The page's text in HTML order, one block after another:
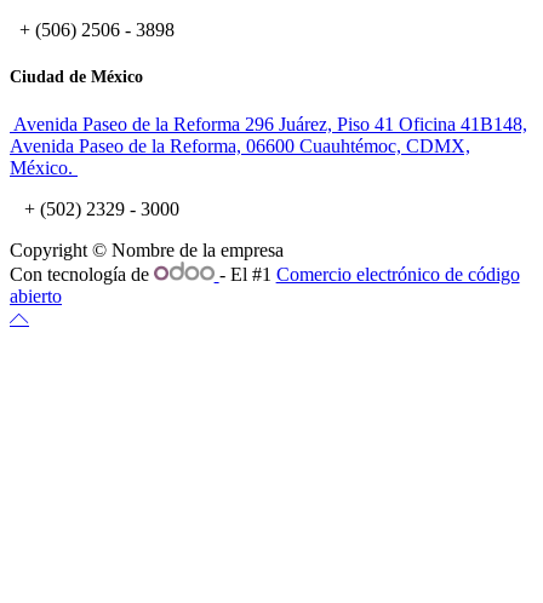
+ (506) 2506 - 3898
Ciudad de México
Avenida Paseo de la Reforma 296 Juárez, Piso 41 Oficina 41B148,
Avenida Paseo de la Reforma, 06600 Cuauhtémoc, CDMX,
México.
+ (502) 2329 - 3000
Copyright © Nombre de la empresa
Con tecnología de
- El #1 Comercio electrónico de código
abierto